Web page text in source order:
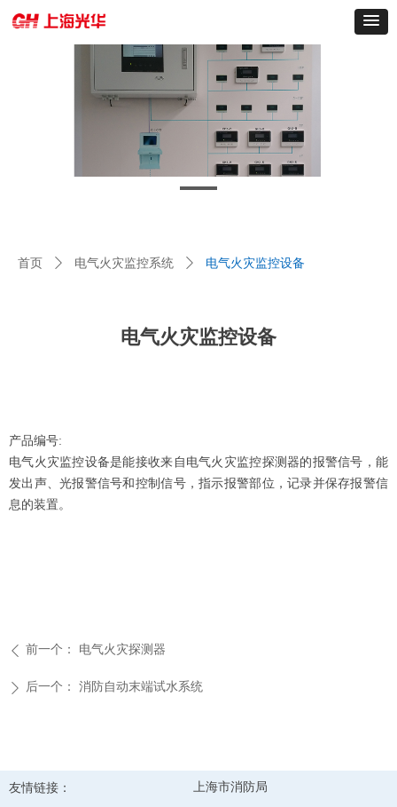
首页 ꄲ 电气火灾监控系统 ꄲ 电气火灾监控设备
电气火灾监控设备
ꄴ 前一个： 电气火灾探测器
ꄲ 后一个： 消防自动末端试水系统
产品编号:
电气火灾监控设备是能接收来自电气火灾监控探测器的报警信号，能
发出声、光报警信号和控制信号，指示报警部位，记录并保存报警信
息的装置。
友情链接： 上海市消防局